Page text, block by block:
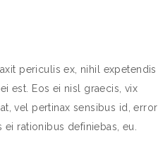
periculis ex, nihil expetendis
est. Eos ei nisl graecis, vix
vel pertinax sensibus id, error
rationibus definiebas, eu.